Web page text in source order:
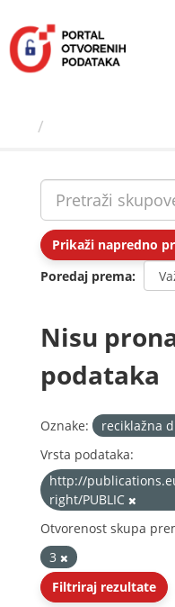
sadržaj
Prikaži napredno
Poredaj prema
Nisu
podataka
Oznake: reciklažna
Vrsta podataka:
http://
right/PUBLIC
Otvorenost skupa
3
Filtriraj rezultate